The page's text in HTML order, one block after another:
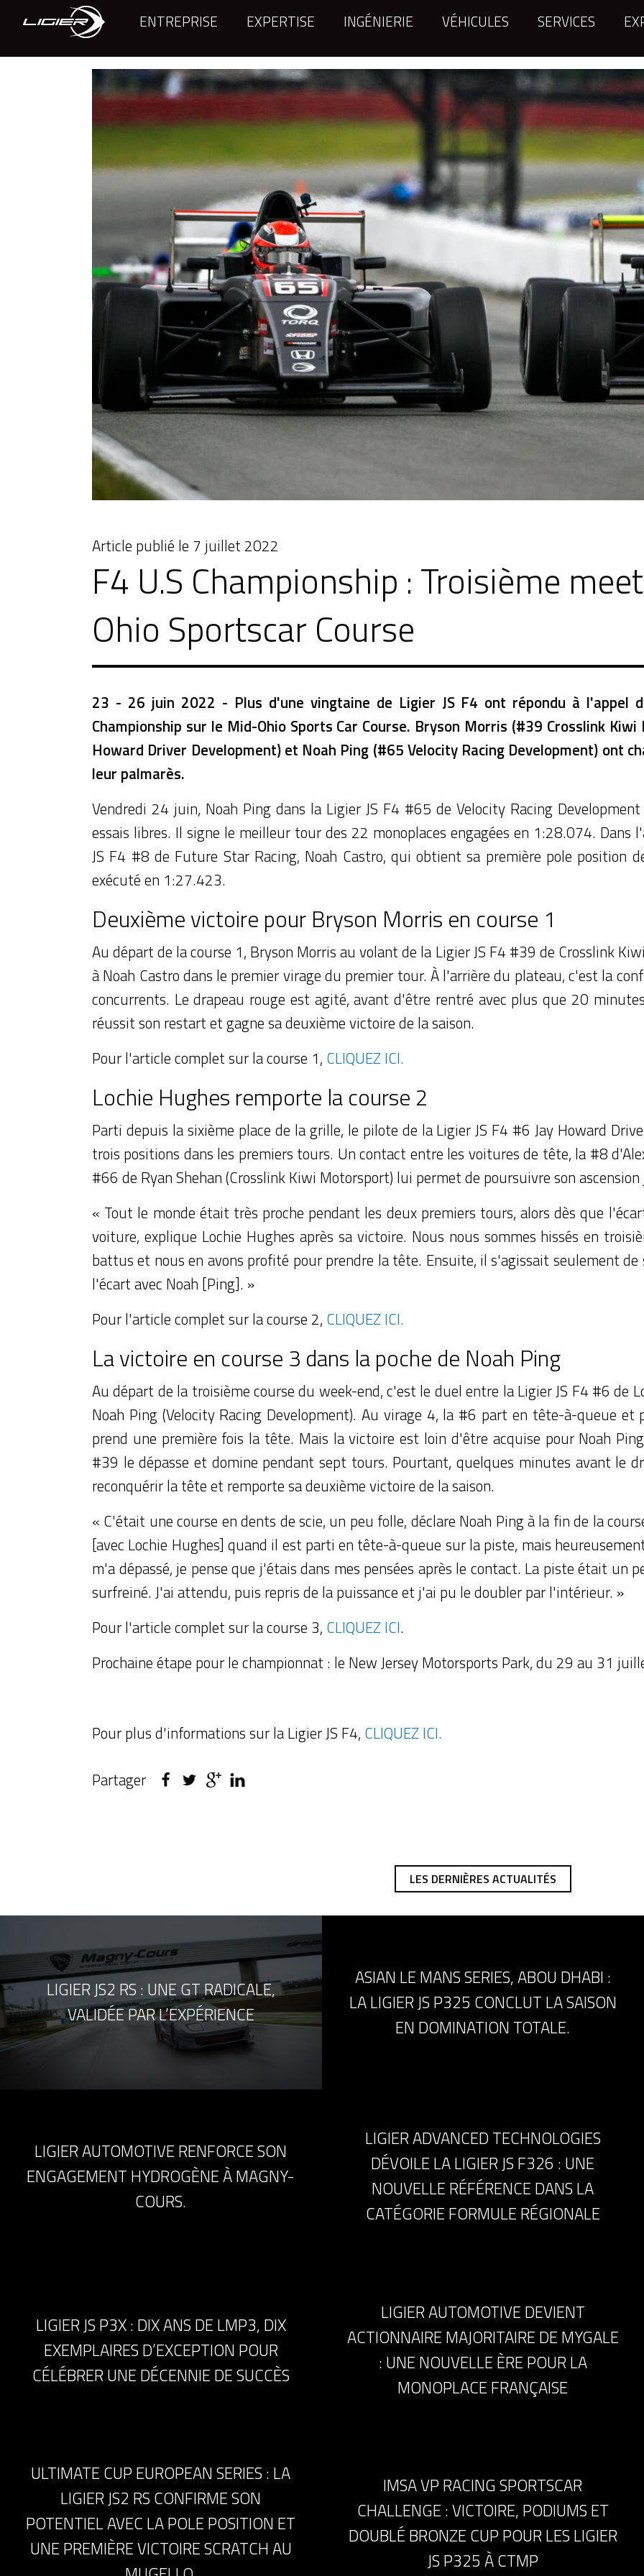
ENTREPRISE EXPERTISE INGÉNIERIE VÉHICULES SERVICES
Article publié le 7 juillet 2022
F4 U.S Championship : Troisième
Ohio Sportscar Course
23 - 26 juin 2022 - Plus d'une vingtaine de Ligier JS F4 ont répondu à l'appel
Championship sur le Mid-Ohio Sports Car Course. Bryson Morris (#39 Crosslink
Howard Driver Development) et Noah Ping (#65 Velocity Racing Development) ont
leur palmarès.
Vendredi 24 juin, Noah Ping dans la Ligier JS F4 #65 de Velocity Racing
essais libres. Il signe le meilleur tour des 22 monoplaces engagées en 1:28.074.
JS F4 #8 de Future Star Racing, Noah Castro, qui obtient sa première pole position
exécuté en 1:27.423.
Deuxième victoire pour Bryson Morris en course 1
Au départ de la course 1, Bryson Morris au volant de la Ligier JS F4 #39 de Crosslink
à Noah Castro dans le premier virage du premier tour. À l'arrière du plateau, c'est la
concurrents. Le drapeau rouge est agité, avant d'être rentré avec plus que 20
réussit son restart et gagne sa deuxième victoire de la saison.
Pour l'article complet sur la course 1, CLIQUEZ ICI.
Lochie Hughes remporte la course 2
Parti depuis la sixième place de la grille, le pilote de la Ligier JS F4 #6 Jay Howard
trois positions dans les premiers tours. Un contact entre les voitures de tête, la #8
#66 de Ryan Shehan (Crosslink Kiwi Motorsport) lui permet de poursuivre son
« Tout le monde était très proche pendant les deux premiers tours, alors dès que
voiture, explique Lochie Hughes après sa victoire. Nous nous sommes hissés en
battus et nous en avons profité pour prendre la tête. Ensuite, il s'agissait seulement de
l'écart avec Noah [Ping]. »
Pour l'article complet sur la course 2, CLIQUEZ ICI.
La victoire en course 3 dans la poche de Noah Ping
Au départ de la troisième course du week-end, c'est le duel entre la Ligier JS F4 #6 de
Noah Ping (Velocity Racing Development). Au virage 4, la #6 part en tête-à-queue
prend une première fois la tête. Mais la victoire est loin d'être acquise pour Noah
#39 le dépasse et domine pendant sept tours. Pourtant, quelques minutes avant le
reconquérir la tête et remporte sa deuxième victoire de la saison.
« C'était une course en dents de scie, un peu folle, déclare Noah Ping à la fin de la
[avec Lochie Hughes] quand il est parti en tête-à-queue sur la piste, mais
m'a dépassé, je pense que j'étais dans mes pensées après le contact. La piste était
surfreiné. J'ai attendu, puis repris de la puissance et j'ai pu le doubler par l'intérieur. »
Pour l'article complet sur la course 3, CLIQUEZ ICI.
Prochaine étape pour le championnat : le New Jersey Motorsports Park, du 29 au 31
Pour plus d'informations sur la Ligier JS F4, CLIQUEZ ICI.
Partager
LES DERNIÈRES ACTUALITÉS
LIGIER JS2 RS : UNE GT RADICALE,
VALIDÉE PAR L’EXPÉRIENCE
ASIAN LE MANS SERIES, ABOU DHABI :
LA LIGIER JS P325 CONCLUT LA SAISON
EN DOMINATION TOTALE.
LIGIER AUTOMOTIVE RENFORCE SON
ENGAGEMENT HYDROGÈNE À MAGNY-
COURS.
LIGIER ADVANCED TECHNOLOGIES
DÉVOILE LA LIGIER JS F326 : UNE
NOUVELLE RÉFÉRENCE DANS LA
CATÉGORIE FORMULE RÉGIONALE
LIGIER JS P3X : DIX ANS DE LMP3, DIX
EXEMPLAIRES D’EXCEPTION POUR
CÉLÉBRER UNE DÉCENNIE DE SUCCÈS
LIGIER AUTOMOTIVE DEVIENT
ACTIONNAIRE MAJORITAIRE DE MYGALE
: UNE NOUVELLE ÈRE POUR LA
MONOPLACE FRANÇAISE
ULTIMATE CUP EUROPEAN SERIES : LA
LIGIER JS2 RS CONFIRME SON
POTENTIEL AVEC LA POLE POSITION ET
UNE PREMIÈRE VICTOIRE SCRATCH AU
IMSA VP RACING SPORTSCAR
CHALLENGE : VICTOIRE, PODIUMS ET
DOUBLÉ BRONZE CUP POUR LES LIGIER
JS P325 À CTMP